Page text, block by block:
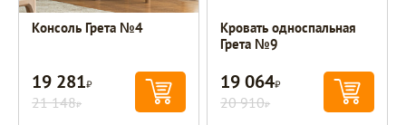
Консоль Грета №4
19 281Р
21 148Р
Кровать односпальная
Грета №9
19 064Р
20 910Р